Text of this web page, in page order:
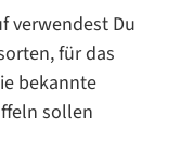
verwendest Du
für das
bekannte
sollen